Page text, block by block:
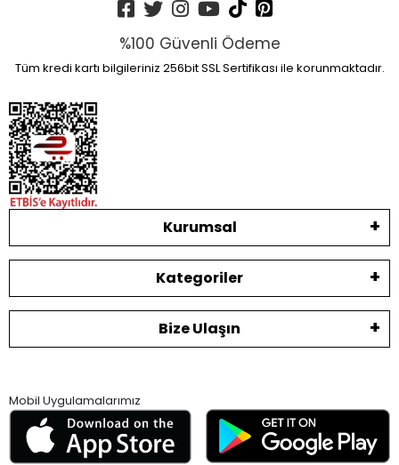
%100 Güvenli Ödeme
Tüm kredi kartı bilgileriniz 256bit SSL Sertifikası ile korunmaktadır.
Kurumsal
Kategoriler
Bize Ulaşın
Mobil Uygulamalarımız